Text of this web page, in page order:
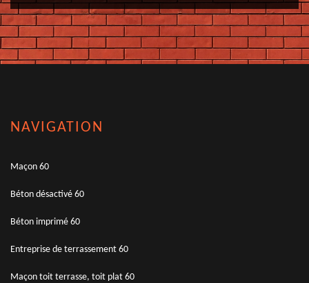
NAVIGATION
Maçon 60
Béton désactivé 60
Béton imprimé 60
Entreprise de terrassement 60
Maçon toit terrasse, toit plat 60